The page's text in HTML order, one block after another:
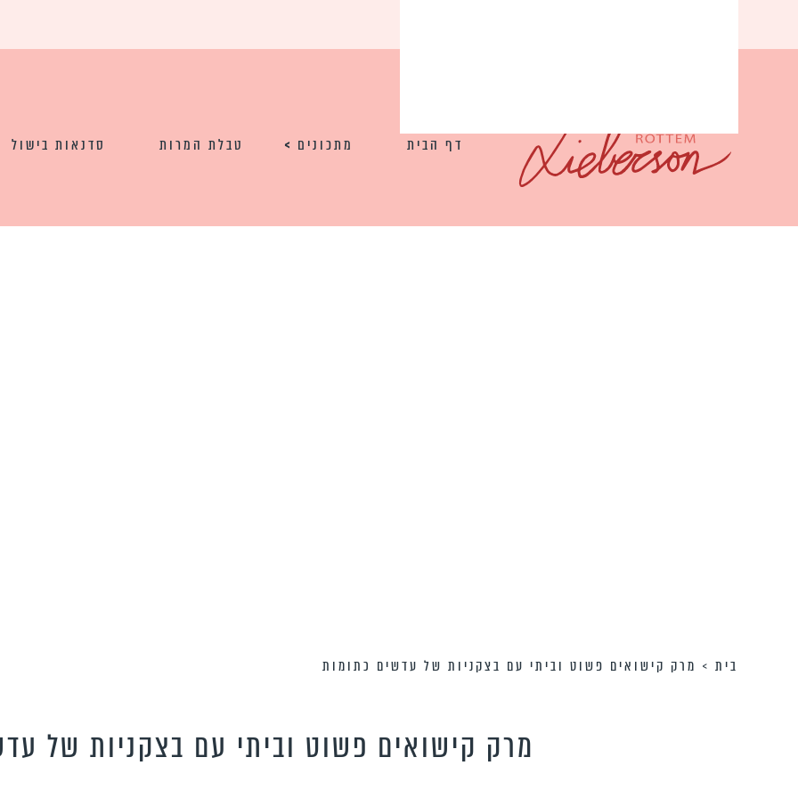
דף הבית מתכונים טבלת המרות סדנאות בישול
בית > מרק קישואים פשוט וביתי עם בצקניות של עדשים כתומות
מרק קישואים פשוט וביתי עם בצקניות של